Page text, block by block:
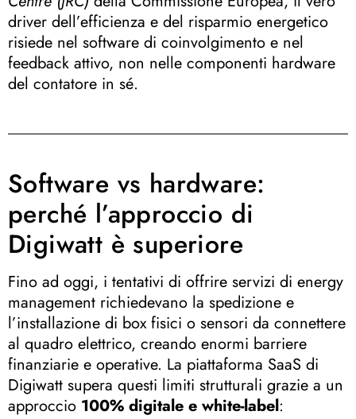
driver dell’efficienza e del risparmio energetico
risiede nel software di coinvolgimento e nel
feedback attivo, non nelle componenti hardware
del contatore in sé.
Software vs hardware:
perché l’approccio di
Digiwatt è superiore
Fino ad oggi, i tentativi di offrire servizi di energy
management richiedevano la spedizione e
l’installazione di box fisici o sensori da connettere
al quadro elettrico, creando enormi barriere
finanziarie e operative. La piattaforma SaaS di
Digiwatt supera questi limiti strutturali grazie a un
approccio 100% digitale e white-label: